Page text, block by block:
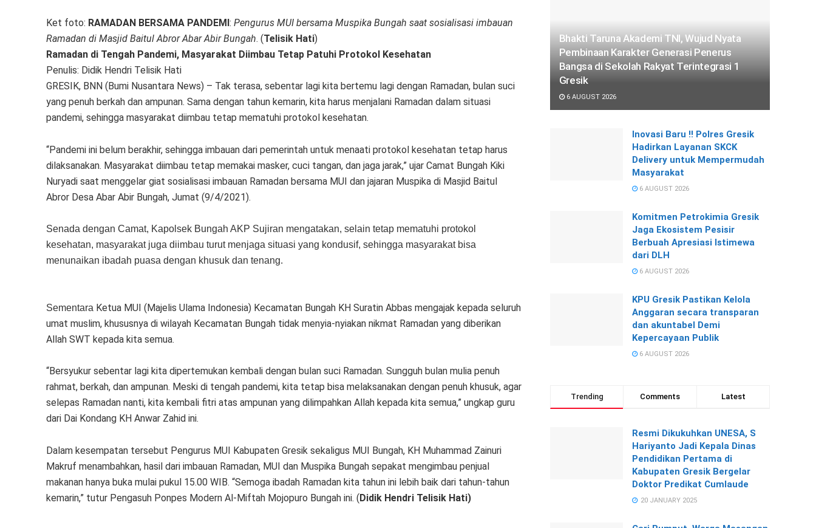
Ket foto: RAMADAN BERSAMA PANDEMI : Pengurus MUI bersama Muspika Bungah saat sosialisasi imbauan
Ramadan di Masjid Baitul Abror Abar Abir Bungah. (Telisik Hati)
Ramadan di Tengah Pandemi, Masyarakat Diimbau Tetap Patuhi Protokol Kesehatan
Penulis: Didik Hendri Telisik Hati
GRESIK, BNN (Bumi Nusantara News) – Tak terasa, sebentar lagi kita bertemu lagi dengan Ramadan, bulan suci
yang penuh berkah dan ampunan. Sama dengan tahun kemarin, kita harus menjalani Ramadan dalam situasi
pandemi, sehingga masyarakat diimbau tetap mematuhi protokol kesehatan.
“Pandemi ini belum berakhir, sehingga imbauan dari pemerintah untuk menaati protokol kesehatan tetap harus
dilaksanakan. Masyarakat diimbau tetap memakai masker, cuci tangan, dan jaga jarak,” ujar Camat Bungah Kiki
Nuryadi saat menggelar giat sosialisasi imbauan Ramadan bersama MUI dan jajaran Muspika di Masjid Baitul
Abror Desa Abar Abir Bungah, Jumat (9/4/2021).
Senada dengan Camat, Kapolsek Bungah AKP Sujiran mengatakan, selain tetap mematuhi protokol
kesehatan, masyarakat juga diimbau turut menjaga situasi yang kondusif, sehingga masyarakat bisa
menunaikan ibadah puasa dengan khusuk dan tenang.
Sementara Ketua MUI (Majelis Ulama Indonesia) Kecamatan Bungah KH Suratin Abbas mengajak kepada seluruh
umat muslim, khususnya di wilayah Kecamatan Bungah tidak menyia-nyiakan nikmat Ramadan yang diberikan
Allah SWT kepada kita semua.
“Bersyukur sebentar lagi kita dipertemukan kembali dengan bulan suci Ramadan. Sungguh bulan mulia penuh
rahmat, berkah, dan ampunan. Meski di tengah pandemi, kita tetap bisa melaksanakan dengan penuh khusuk, agar
selepas Ramadan nanti, kita kembali fitri atas ampunan yang dilimpahkan Allah kepada kita semua,” ungkap guru
dari Dai Kondang KH Anwar Zahid ini.
Dalam kesempatan tersebut Pengurus MUI Kabupaten Gresik sekaligus MUI Bungah, KH Muhammad Zainuri
Makruf menambahkan, hasil dari imbauan Ramadan, MUI dan Muspika Bungah sepakat mengimbau penjual
makanan hanya buka mulai pukul 15.00 WIB. “Semoga ibadah Ramadan kita tahun ini lebih baik dari tahun-tahun
kemarin,” tutur Pengasuh Ponpes Modern Al-Miftah Mojopuro Bungah ini. (Didik Hendri Telisik Hati)
Bhakti Taruna Akademi TNI, Wujud Nyata
Pembinaan Karakter Generasi Penerus
Bangsa di Sekolah Rakyat Terintegrasi 1
Gresik
6 AUGUST 2026
Inovasi Baru !! Polres Gresik
Hadirkan Layanan SKCK
Delivery untuk Mempermudah
Masyarakat
6 AUGUST 2026
Komitmen Petrokimia Gresik
Jaga Ekosistem Pesisir
Berbuah Apresiasi Istimewa
dari DLH
6 AUGUST 2026
KPU Gresik Pastikan Kelola
Anggaran secara transparan
dan akuntabel Demi
Kepercayaan Publik
6 AUGUST 2026
Trending Comments Latest
Resmi Dikukuhkan UNESA, S
Hariyanto Jadi Kepala Dinas
Pendidikan Pertama di
Kabupaten Gresik Bergelar
Doktor Predikat Cumlaude
20 JANUARY 2025